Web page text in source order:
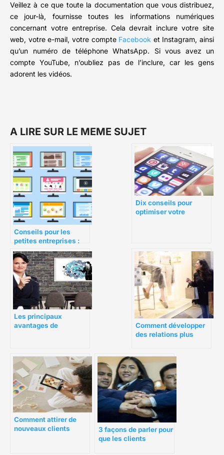
Veillez à ce que toute la documentation que vous distribuez,
ce jour-là, fournisse toutes les informations numériques
concernant votre entreprise. Cela devrait inclure votre site
web, votre e-mail, votre compte Facebook et Instagram, ainsi
qu’un numéro de téléphone WhatsApp. Si vous avez un
compte YouTube, n’oubliez pas de l’inclure, car les gens
adorent les vidéos.
A LIRE SUR LE MEME SUJET
Conseils pour les
petites entreprises :
Attirer de nouveaux
clients et conserver
les clients existants
Dix conseils pour
optimiser votre
Les principaux
avantages de
Comment développer
des relations plus
Comment attirer de
nouveaux clients
3 façons de parler pour
que les clients